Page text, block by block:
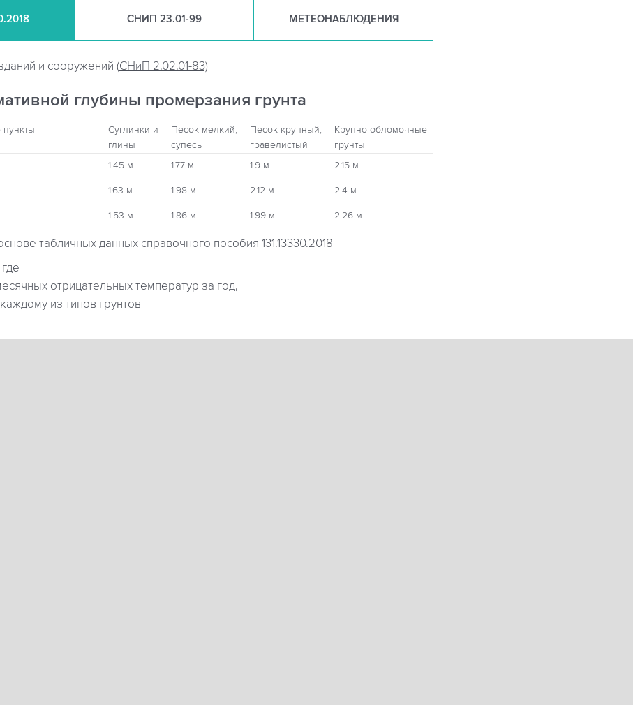
СНИП 23.01-99 МЕТЕОНАБЛЮДЕНИЯ
и сооружений (СНиП 2.02.01-83)
глубины промерзания грунта
Суглинки и
глины
Песок мелкий,
супесь
Песок крупный,
гравелистый
Крупно обломочные
грунты
1.45 м 1.77 м 1.9 м 2.15 м
1.63 м 1.98 м 2.12 м 2.4 м
1.53 м 1.86 м 1.99 м 2.26 м
табличных данных справочного пособия 131.13330.2018
где
отрицательных температур за год,
из типов грунтов